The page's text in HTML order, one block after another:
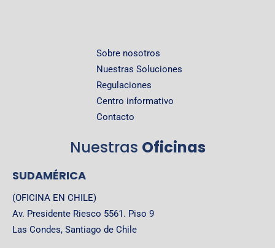
Sobre nosotros
Nuestras Soluciones
Regulaciones
Centro informativo
Contacto
Nuestras Oficinas
SUDAMÉRICA
(OFICINA EN CHILE)
Av. Presidente Riesco 5561. Piso 9
Las Condes, Santiago de Chile